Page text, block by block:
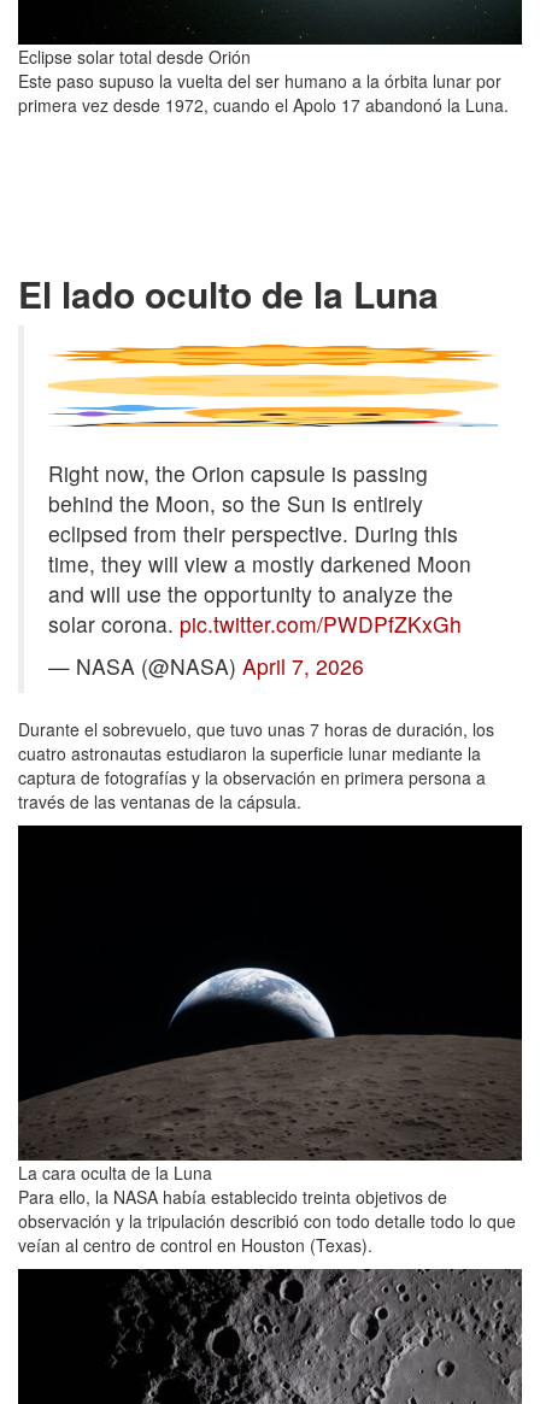
Eclipse solar total desde Orión
Este paso supuso la vuelta del ser humano a la órbita lunar por
primera vez desde 1972, cuando el Apolo 17 abandonó la Luna.
El lado oculto de la Luna
Right now, the Orion capsule is passing
behind the Moon, so the Sun is entirely
eclipsed from their perspective. During this
time, they will view a mostly darkened Moon
and will use the opportunity to analyze the
solar corona. pic.twitter.com/PWDPfZKxGh
— NASA (@NASA) April 7, 2026
Durante el sobrevuelo, que tuvo unas 7 horas de duración, los
cuatro astronautas estudiaron la superficie lunar mediante la
captura de fotografías y la observación en primera persona a
través de las ventanas de la cápsula.
La cara oculta de la Luna
Para ello, la NASA había establecido treinta objetivos de
observación y la tripulación describió con todo detalle todo lo que
veían al centro de control en Houston (Texas).